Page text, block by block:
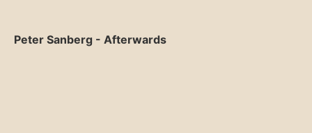
Peter Sanberg - Afterwards